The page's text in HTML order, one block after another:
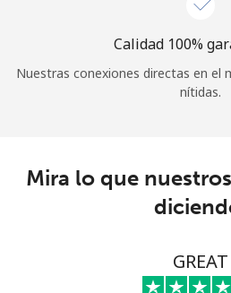
Calidad 100%
Nuestras conexiones directas en el
nítidas.
Mira lo que
GREAT